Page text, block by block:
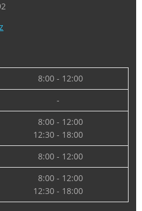
8:00 - 12:00
-
8:00 - 12:00
12:30 - 18:00
8:00 - 12:00
8:00 - 12:00
12:30 - 18:00